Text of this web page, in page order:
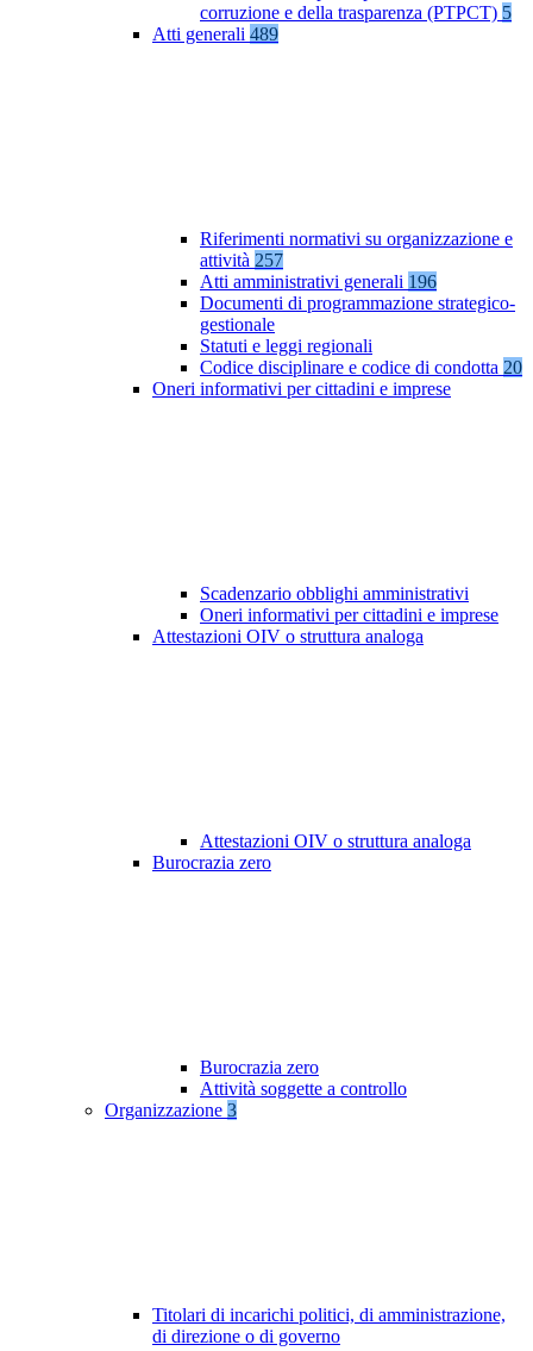
corruzione e della trasparenza (PTPCT) 5
Atti generali 489
Riferimenti normativi su organizzazione e
attività 257
Atti amministrativi generali 196
Documenti di programmazione strategico-
gestionale
Statuti e leggi regionali
Codice disciplinare e codice di condotta 20
Oneri informativi per cittadini e imprese
Scadenzario obblighi amministrativi
Oneri informativi per cittadini e imprese
Attestazioni OIV o struttura analoga
Attestazioni OIV o struttura analoga
Burocrazia zero
Burocrazia zero
Attività soggette a controllo
Organizzazione 3
Titolari di incarichi politici, di amministrazione,
di direzione o di governo